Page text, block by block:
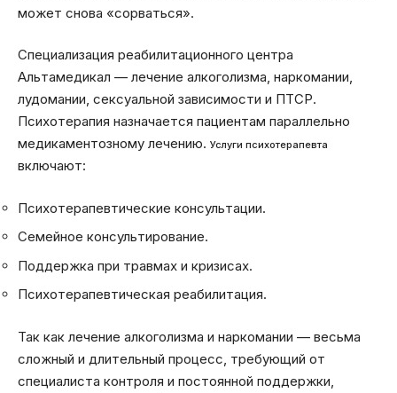
может снова «сорваться».
Специализация реабилитационного центра
Альтамедикал — лечение алкоголизма, наркомании,
лудомании, сексуальной зависимости и ПТСР.
Психотерапия назначается пациентам параллельно
медикаментозному лечению. Услуги психотерапевта
включают:
Психотерапевтические консультации.
Семейное консультирование.
Поддержка при травмах и кризисах.
Психотерапевтическая реабилитация.
Так как лечение алкоголизма и наркомании — весьма
сложный и длительный процесс, требующий от
специалиста контроля и постоянной поддержки,